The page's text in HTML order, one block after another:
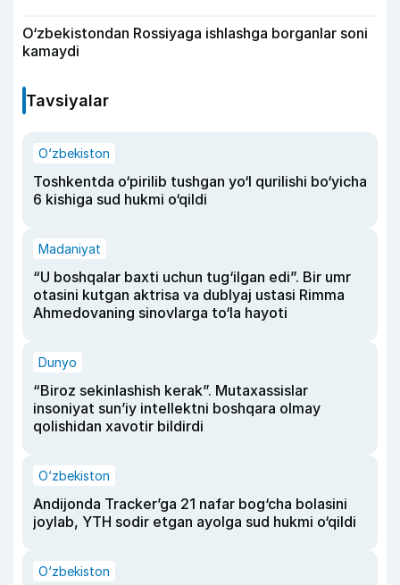
O‘zbekistondan Rossiyaga ishlashga borganlar soni
kamaydi
Tavsiyalar
O‘zbekiston
Toshkentda o‘pirilib tushgan yo‘l qurilishi bo‘yicha
6 kishiga sud hukmi o‘qildi
Madaniyat
“U boshqalar baxti uchun tug‘ilgan edi”. Bir umr
otasini kutgan aktrisa va dublyaj ustasi Rimma
Ahmedovaning sinovlarga to‘la hayoti
Dunyo
“Biroz sekinlashish kerak”. Mutaxassislar
insoniyat sun’iy intellektni boshqara olmay
qolishidan xavotir bildirdi
O‘zbekiston
Andijonda Tracker’ga 21 nafar bog‘cha bolasini
joylab, YTH sodir etgan ayolga sud hukmi o‘qildi
O‘zbekiston